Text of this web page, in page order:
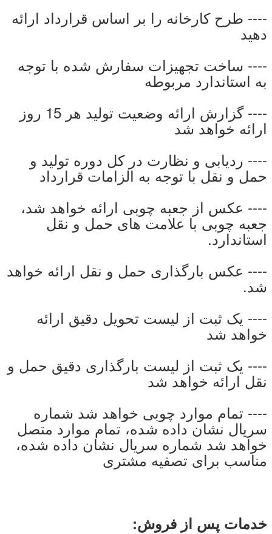
---- طرح کارخانه را بر اساس قرارداد ارائه
دهید
---- ساخت تجهیزات سفارش شده با توجه
به استاندارد مربوطه
---- گزارش ارائه وضعیت تولید هر 15 روز
ارائه خواهد شد
---- ردیابی و نظارت در کل دوره تولید و
حمل و نقل با توجه به الزامات قرارداد
---- عکس از جعبه چوبی ارائه خواهد شد،
جعبه چوبی با علامت های حمل و نقل
استاندارد.
---- عکس بارگذاری حمل و نقل ارائه خواهد
شد.
---- یک ثبت از لیست تحویل دقیق ارائه
خواهد شد
---- یک ثبت از لیست بارگذاری دقیق حمل و
نقل ارائه خواهد شد
---- تمام موارد چوبی خواهد شد شماره
سریال نشان داده شده، تمام موارد متصل
خواهد شد شماره سریال نشان داده شده،
مناسب برای تصفیه مشتری
خدمات پس از فروش: